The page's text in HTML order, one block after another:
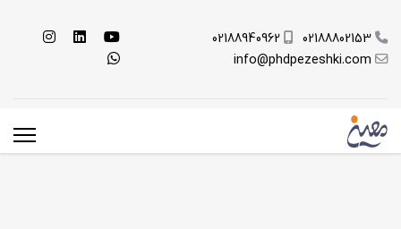
02188802153
02188940962
info@phdpezeshki.com